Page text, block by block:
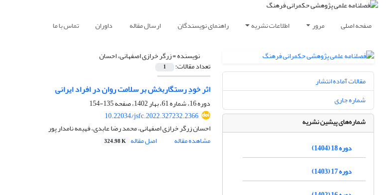
صفحه اصلی مرور اطلاعات نشریه راهنمای نویسندگان ارسال مقاله داوران تماس با ما
نویسنده =زرگر خرازی اصفهانی، احسان
تعداد مقالات: 1
اثر خودِ رستگاربخش بر سلامت روان در افراد ایرانی
دوره 16، شماره 61، بهار 1402، صفحه
135-154
10.22034/jsfc.2022.327232.2366
احسان زرگر خرازی اصفهانی، محمد رضا عابدی، فهیمه نامدار پور
مشاهده مقاله
اصل مقاله 324.98 K
مقالات آماده انتشار
شماره جاری
شماره‌های پیشین نشریه
دوره 18 (1404)
دوره 17 (1403)